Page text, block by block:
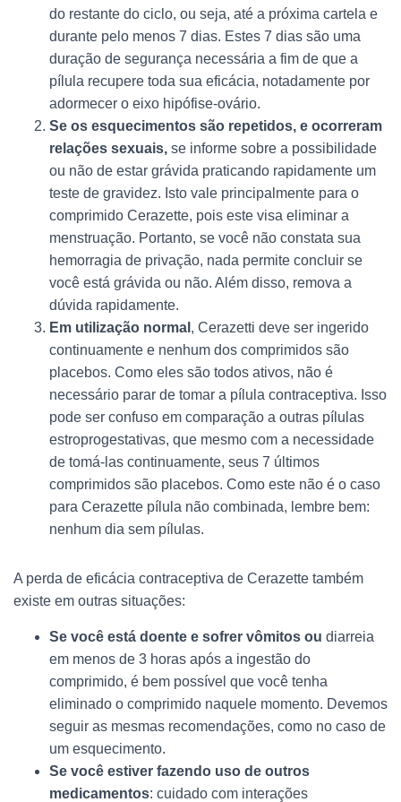
do restante do ciclo, ou seja, até a próxima cartela e
durante pelo menos 7 dias. Estes 7 dias são uma
duração de segurança necessária a fim de que a
pílula recupere toda sua eficácia, notadamente por
adormecer o eixo hipófise-ovário.
Se os esquecimentos são repetidos, e ocorreram
relações sexuais, se informe sobre a possibilidade
ou não de estar grávida praticando rapidamente um
teste de gravidez. Isto vale principalmente para o
comprimido Cerazette, pois este visa eliminar a
menstruação. Portanto, se você não constata sua
hemorragia de privação, nada permite concluir se
você está grávida ou não. Além disso, remova a
dúvida rapidamente.
Em utilização normal , Cerazetti deve ser ingerido
continuamente e nenhum dos comprimidos são
placebos. Como eles são todos ativos, não é
necessário parar de tomar a pílula contraceptiva. Isso
pode ser confuso em comparação a outras pílulas
estroprogestativas, que mesmo com a necessidade
de tomá-las continuamente, seus 7 últimos
comprimidos são placebos. Como este não é o caso
para Cerazette pílula não combinada, lembre bem:
nenhum dia sem pílulas.
A perda de eficácia contraceptiva de Cerazette também
existe em outras situações:
Se você está doente e sofrer vômitos ou diarreia
em menos de 3 horas após a ingestão do
comprimido, é bem possível que você tenha
eliminado o comprimido naquele momento. Devemos
seguir as mesmas recomendações, como no caso de
um esquecimento.
Se você estiver fazendo uso de outros
medicamentos: cuidado com interações